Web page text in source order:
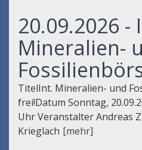
20.09.2026 -
Mineralien-
TitelInt. Mineralien- und
frei!Datum Sonntag,
Uhr Veranstalter Andreas
Krieglach [mehr]